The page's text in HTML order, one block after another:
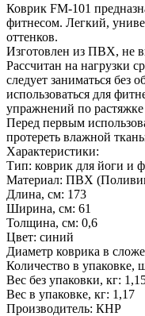
Коврик FM-101
фитнесом. Легкий,
оттенков.
Изготовлен из ПВХ, не
Рассчитан на нагрузки
следует заниматься
использоваться для
упражнений по растяжке
Перед первым
протереть влажной
Характеристики:
Тип: коврик для йоги и
Материал: ПВХ
Длина, см: 173
Ширина, см: 61
Толщина, см: 0,6
Цвет: синий
Диаметр коврика в
Количество в упаковке,
Вес без упаковки, кг:
Вес в упаковке, кг: 1,17
Производитель: КНР